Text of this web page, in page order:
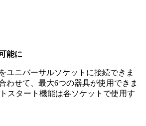
能に
ユニバーサルソケットに接続できま
わせて、最大6つの器具が使用できま
スタート機能は各ソケットで使用す